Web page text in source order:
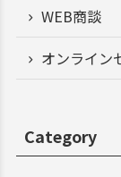
WEB商談
オンライン
Category